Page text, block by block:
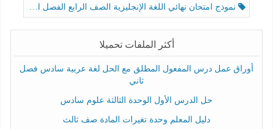
نموذج امتحان نهائي اللغة الإنجليزية الصف الرابع الفصل الثالث
أكثر الملفات تحميلا
أوراق عمل درس المفعول المطلق مع الحل لغة عربية سادس فصل
ثاني
حل الدرس الأول الوحدة الثالثة علوم سادس
دليل المعلم وحدة تغيرات المادة صف ثالث